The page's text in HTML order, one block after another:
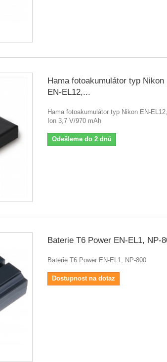
Hama fotoakumulátor typ Nikon
EN-EL12,...
Hama fotoakumulátor typ Nikon EN-
Ion 3,7 V/970 mAh
Odešleme do 2 dnů
Baterie T6 Power EN-EL1, NP-
Baterie T6 Power EN-EL1, NP-800
Dostupnost na dotaz